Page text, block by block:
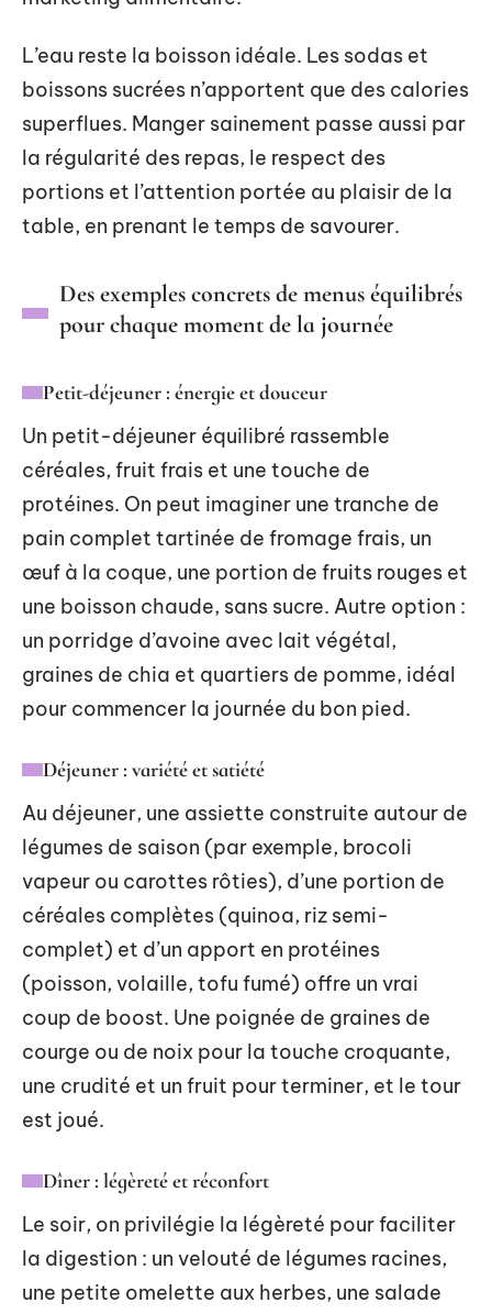
L’eau reste la boisson idéale. Les sodas et
boissons sucrées n’apportent que des calories
superflues. Manger sainement passe aussi par
la régularité des repas, le respect des
portions et l’attention portée au plaisir de la
table, en prenant le temps de savourer.
Des exemples concrets de menus équilibrés
pour chaque moment de la journée
Petit-déjeuner : énergie et douceur
Un petit-déjeuner équilibré rassemble
céréales, fruit frais et une touche de
protéines. On peut imaginer une tranche de
pain complet tartinée de fromage frais, un
œuf à la coque, une portion de fruits rouges et
une boisson chaude, sans sucre. Autre option :
un porridge d’avoine avec lait végétal,
graines de chia et quartiers de pomme, idéal
pour commencer la journée du bon pied.
Déjeuner : variété et satiété
Au déjeuner, une assiette construite autour de
légumes de saison (par exemple, brocoli
vapeur ou carottes rôties), d’une portion de
céréales complètes (quinoa, riz semi-
complet) et d’un apport en protéines
(poisson, volaille, tofu fumé) offre un vrai
coup de boost. Une poignée de graines de
courge ou de noix pour la touche croquante,
une crudité et un fruit pour terminer, et le tour
est joué.
Dîner : légèreté et réconfort
Le soir, on privilégie la légèreté pour faciliter
la digestion : un velouté de légumes racines,
une petite omelette aux herbes, une salade